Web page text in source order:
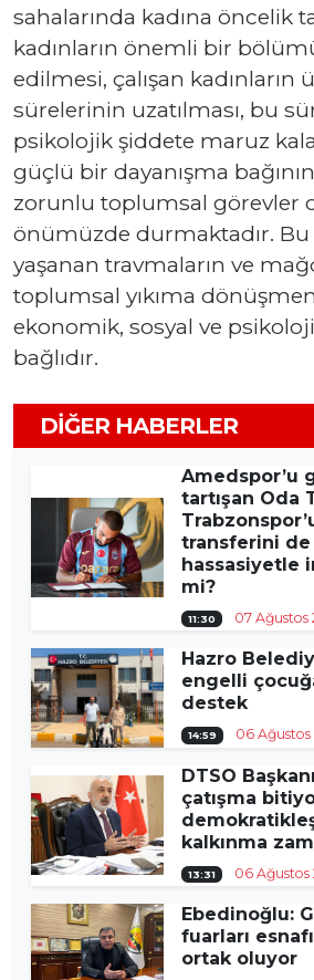
sahalarında kadına öncelik
kadınların önemli bir
edilmesi, çalışan kadınların
sürelerinin uzatılması, bu
psikolojik şiddete maruz
güçlü bir dayanışma
zorunlu toplumsal görevler
önümüzde durmaktadır. Bu
yaşanan travmaların ve
toplumsal yıkıma
ekonomik, sosyal ve
bağlıdır.
DIĞER HABERLER
Amedspor’u
tartışan Oda
transferini de
hassasiyetle
mi?
11:30 07 Ağustos
Hazro
engelli
destek
14:59 06
DTSO
çatışma
kalkınma
13:31 06 Ağustos
Ebedinoğlu:
fuarları
ortak oluyor